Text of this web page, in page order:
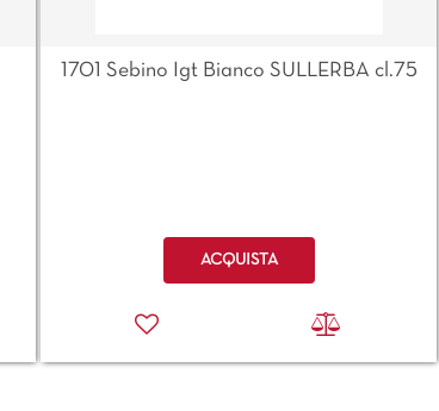
1701 Sebino Igt Bianco SULLERBA cl.75
Quantità
ACQUISTA